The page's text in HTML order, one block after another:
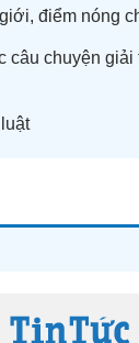
, điểm nóng
câu chuyện giải